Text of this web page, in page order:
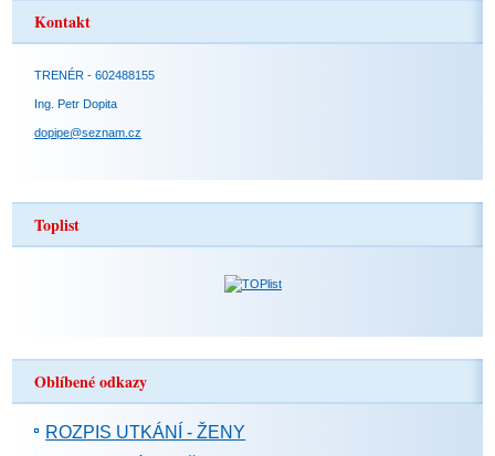
Kontakt
TRENÉR - 602488155
Ing. Petr Dopita
dopipe@seznam.cz
Toplist
Oblíbené odkazy
ROZPIS UTKÁNÍ - ŽENY